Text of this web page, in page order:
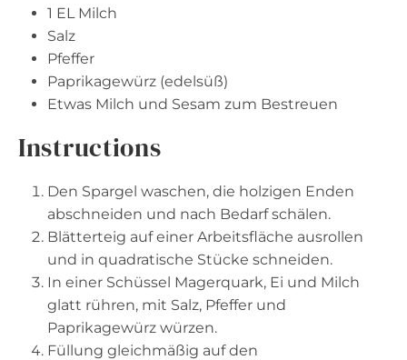
1 EL Milch
Salz
Pfeffer
Paprikagewürz (edelsüß)
Etwas Milch und Sesam zum Bestreuen
Instructions
Den Spargel waschen, die holzigen Enden
abschneiden und nach Bedarf schälen.
Blätterteig auf einer Arbeitsfläche ausrollen
und in quadratische Stücke schneiden.
In einer Schüssel Magerquark, Ei und Milch
glatt rühren, mit Salz, Pfeffer und
Paprikagewürz würzen.
Füllung gleichmäßig auf den